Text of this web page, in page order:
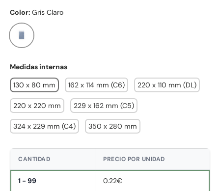
Color: Gris Claro
Gris Claro
Medidas internas
130 x 80 mm 162 x 114 mm (C6) 220 x 110 mm (DL)
220 x 220 mm 229 x 162 mm (C5)
324 x 229 mm (C4) 350 x 280 mm
CANTIDAD PRECIO POR UNIDAD
1 - 99 0.22€